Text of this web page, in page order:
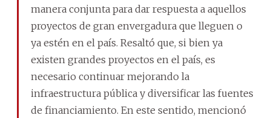
manera conjunta para dar respuesta a aquellos
proyectos de gran envergadura que lleguen o
ya estén en el país. Resaltó que, si bien ya
existen grandes proyectos en el país, es
necesario continuar mejorando la
infraestructura pública y diversificar las fuentes
de financiamiento. En este sentido, mencionó